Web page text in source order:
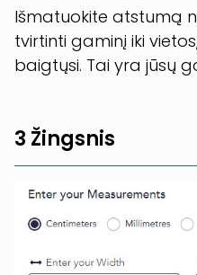
Išmatuokite atstumą
tvirtinti gaminį iki
baigtųsi. Tai yra jūsų
3 Žingsnis